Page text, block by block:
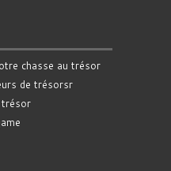
chasse au trésor
de trésorsr
trésor